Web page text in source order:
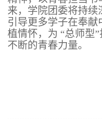
来，学院团委将持续
引导更多学子在奉
植情怀，为 “总师型
不断的青春力量。